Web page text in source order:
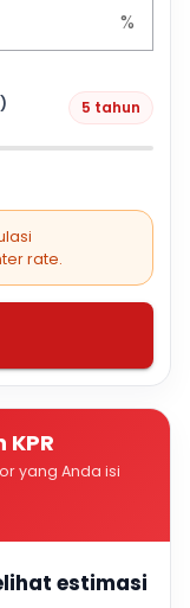
%
5 tahun
rate.
yang Anda isi
estimasi